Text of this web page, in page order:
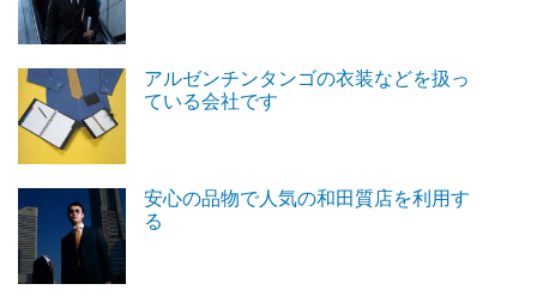
アルゼンチンタンゴの衣装などを扱っ
ている会社です
安心の品物で人気の和田質店を利用す
る